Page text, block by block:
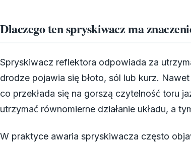
Dlaczego ten spryskiwacz ma
Spryskiwacz reflektora odpowiada za
drodze pojawia się błoto, sól lub kurz.
co przekłada się na gorszą czytelność toru
utrzymać równomierne działanie układu, a
W praktyce awaria spryskiwacza często